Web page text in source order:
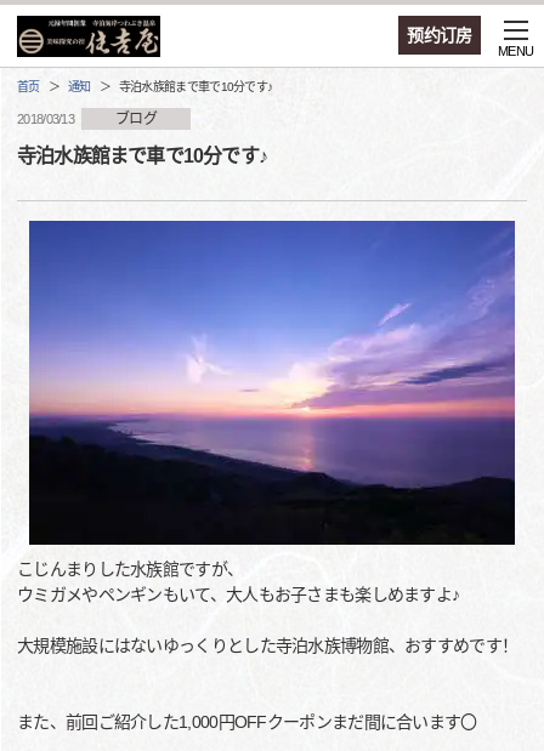
预约订房
MENU
首页 通知 寺泊水族館まで車で10分です♪
2018/03/13 ブログ
寺泊水族館まで車で10分です♪
こじんまりした水族館ですが、
ウミガメやペンギンもいて、大人もお子さまも楽しめますよ♪
大規模施設にはないゆっくりとした寺泊水族博物館、おすすめです！
また、前回ご紹介した1,000円OFFクーポンまだ間に合います〇